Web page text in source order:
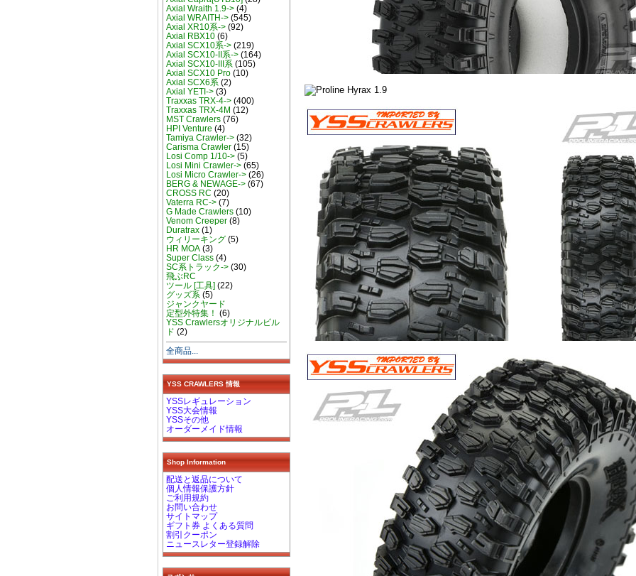
Axial Wraith 1.9->(4)
Axial WRAITH->(545)
Axial XR10系->(92)
Axial RBX10(6)
Axial SCX10系->(219)
Axial SCX10-II系->(164)
Axial SCX10-III系(105)
Axial SCX10 Pro(10)
Axial SCX6系(2)
Axial YETI->(3)
Traxxas TRX-4->(400)
Traxxas TRX-4M (12)
MST Crawlers(76)
HPI Venture (4)
Tamiya Crawler->(32)
Carisma Crawler(15)
Losi Comp 1/10->(5)
Losi Mini Crawler->(65)
Losi Micro Crawler->(26)
BERG & NEWAGE->(67)
CROSS RC (20)
Vaterra RC->(7)
G Made Crawlers(10)
Venom Creeper(8)
Duratrax(1)
ウィリーキング(5)
HR MOA(3)
Super Class(4)
SC系トラック->(30)
飛ぶRC
ツール [工具] (22)
グッズ系(5)
ジャンクヤード
定型外特集！ (6)
YSS Crawlersオリジナルビル
ド (2)
全商品...
YSS CRAWLERS 情報
YSSレギュレーション
YSS大会情報
YSSその他
オーダーメイド情報
Shop Information
配送と返品について
個人情報保護方針
ご利用規約
お問い合わせ
サイトマップ
ギフト券 よくある質問
割引クーポン
ニュースレター登録解除